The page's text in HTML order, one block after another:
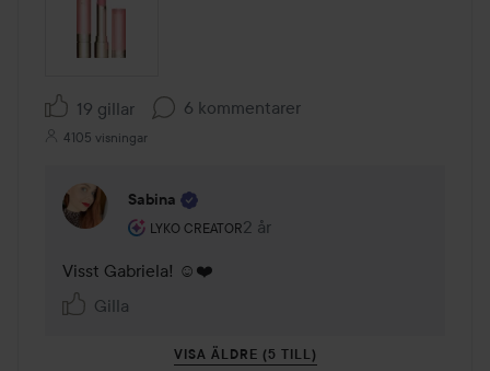
19 gillar 6 kommentarer
4105 visningar
Sabina
LYKO CREATOR
Användarens roll: Lyko Creator.
2 år
Kommentaren lades 2 år
Visst Gabriela! ☺️❤️
Gilla
VISA ÄLDRE (5 TILL)